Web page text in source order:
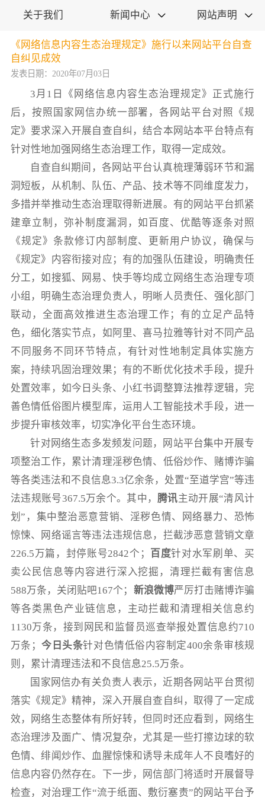
关于我们 新闻中心  网站声明 
《网络信息内容生态治理规定》施行以来网站平台自查
自纠见成效
发表日期：2020年07月03日
3月1日《网络信息内容生态治理规定》正式施行
后，按照国家网信办统一部署，各网站平台对照《规
定》要求深入开展自查自纠，结合本网站本平台特点有
针对性地加强网络生态治理工作，取得一定成效。
自查自纠期间，各网站平台认真梳理薄弱环节和漏
洞短板，从机制、队伍、产品、技术等不同维度发力，
多措并举推动生态治理取得新进展。有的网站平台抓紧
建章立制，弥补制度漏洞，如百度、优酷等逐条对照
《规定》条款修订内部制度、更新用户协议，确保与
《规定》内容衔接对应；有的加强队伍建设，明确责任
分工，如搜狐、网易、快手等均成立网络生态治理专项
小组，明确生态治理负责人，明晰人员责任、强化部门
联动，全面高效推进生态治理工作；有的立足产品特
色，细化落实节点，如阿里、喜马拉雅等针对不同产品
不同服务不同环节特点，有针对性地制定具体实施方
案，持续巩固治理效果；有的不断优化技术手段，提升
处置效率，如今日头条、小红书调整算法推荐逻辑，完
善色情低俗图片模型库，运用人工智能技术手段，进一
步提升审核效率，切实净化平台生态环境。
针对网络生态多发频发问题，网站平台集中开展专
项整治工作，累计清理淫秽色情、低俗炒作、赌博诈骗
等各类违法和不良信息3.3亿余条，处置“至道学宫”等违
法违规账号367.5万余个。其中，腾讯主动开展“清风计
划”，集中整治恶意营销、淫秽色情、网络暴力、恐怖
惊悚、网络谣言等违法违规信息，拦截涉恶意营销文章
226.5万篇，封停账号2842个； 百度针对水军刷单、买
卖公民信息等内容进行深入挖掘，清理拦截有害信息
588万条，关闭贴吧167个； 新浪微博严厉打击赌博诈骗
等各类黑色产业链信息，主动拦截和清理相关信息约
1130万条，接到网民和监督员巡查举报处置信息约710
万条； 今日头条针对色情低俗内容制定400余条审核规
则，累计清理违法和不良信息25.5万条。
国家网信办有关负责人表示，近期各网站平台贯彻
落实《规定》精神，深入开展自查自纠，取得了一定成
效，网络生态整体有所好转，但同时还应看到，网络生
态治理涉及面广、情况复杂，尤其是一些打擦边球的软
色情、绯闻炒作、血腥惊悚和诱导未成年人不良嗜好的
信息内容仍然存在。下一步，网信部门将适时开展督导
检查，对治理工作“流于纸面、敷衍塞责”的网站平台予